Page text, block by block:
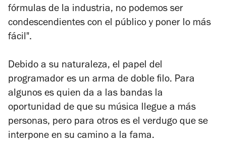
fórmulas de la industria, no podemos ser
condescendientes con el público y poner lo más
fácil".
Debido a su naturaleza, el papel del
programador es un arma de doble filo. Para
algunos es quien da a las bandas la
oportunidad de que su música llegue a más
personas, pero para otros es el verdugo que se
interpone en su camino a la fama.